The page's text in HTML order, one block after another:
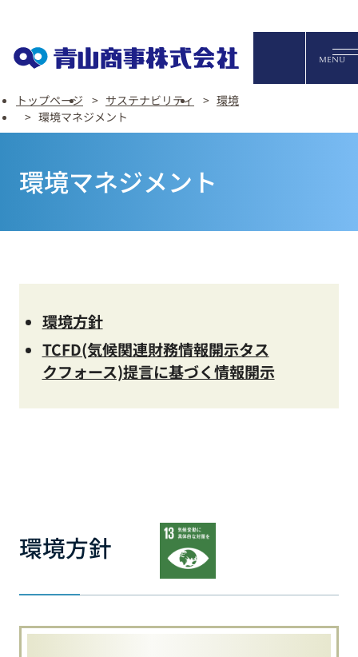
FAQ・お問い合わせ
オンラ
MENU
トップページ サステナビリティ
環境
環境マネジメント
環境マネジメント
環境方針
TCFD(気候関連財務情報開示タス
クフォース)提言に基づく情報開示
環境方針